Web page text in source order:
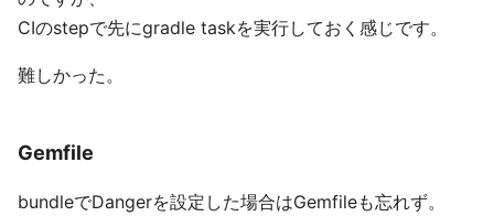
CIのstepで先にgradle taskを実行しておく感じです。
難しかった。
Gemfile
bundleでDangerを設定した場合はGemfileも忘れず。